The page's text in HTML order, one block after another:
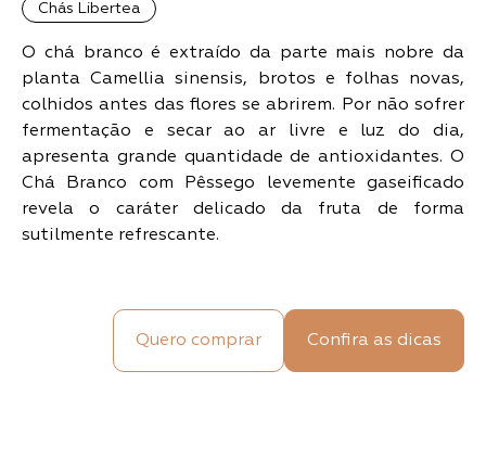
Chás Libertea
O chá branco é extraído da parte mais nobre da
planta Camellia sinensis, brotos e folhas novas,
colhidos antes das flores se abrirem. Por não sofrer
fermentação e secar ao ar livre e luz do dia,
apresenta grande quantidade de antioxidantes. O
Chá Branco com Pêssego levemente gaseificado
revela o caráter delicado da fruta de forma
sutilmente refrescante.
Quero comprar Confira as dicas